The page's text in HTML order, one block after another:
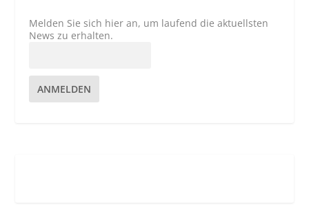
Melden Sie sich hier an, um laufend die aktuellsten
News zu erhalten.
ANMELDEN